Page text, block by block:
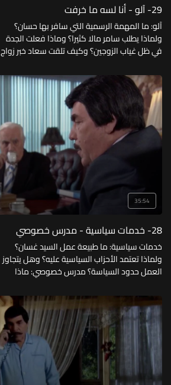
29- آلو - أنا لسه ما خرفت
آلو: ما المهمة الرسمية التي سافر بها حسان؟
ولماذا يطلب سامر مالا كثيرا؟ وماذا فعلت الجدة
في ظل غياب الزوجين؟ وكيف تلقت سعاد خبر زواج
الأم؟ وكيف تعاملت البنات معها؟ ولماذا لا تشعر
الأم بالود نحو فايزة؟
35:54
28- خدمات سياسية - مدرس خصوصي
خدمات سياسية: ما طبيعة عمل السيد غسان؟
ولماذا تعتمد الأحزاب السياسية عليه؟ وهل يتجاوز
العمل حدود السياسة؟ مدرس خصوصي: ماذا
وكيف احتال عليه ابنه ليقوم بتدريسه؟